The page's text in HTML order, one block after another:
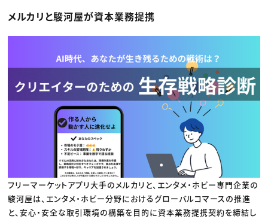
マーケティング
ディレクション
アプリクリエイター
ゲームクリエイター
映像クリエイター
クリエイターインタビュー
C＆R Magazine
ニュース・トレンド
ニュース・トレンド トップ
Web
ゲーム・エンタメ
広告
出版
CREATIVE VILLAGEからのお知らせ
プロフェッショナル×つながる×メディア
メルカリと駿河屋が資本業務提携
フリーマーケットアプリ大手のメルカリと、エンタメ・ホビー専門企業の
駿河屋は、エンタメ・ホビー分野におけるグローバルコマースの推進
と、安心・安全な取引環境の構築を目的に資本業務提携契約を締結し